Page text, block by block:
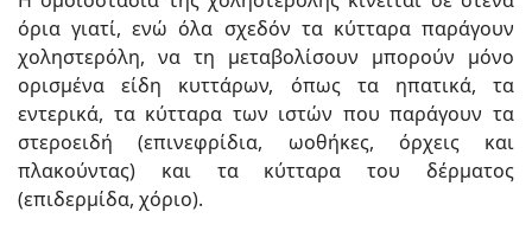
όρια γιατί, ενώ όλα σχεδόν τα κύτταρα παράγουν
χοληστερόλη, να τη μεταβολίσουν μπορούν μόνο
ορισμένα είδη κυττάρων, όπως τα ηπατικά, τα
εντερικά, τα κύτταρα των ιστών που παράγουν τα
στεροειδή (επινεφρίδια, ωοθήκες, όρχεις και
πλακούντας) και τα κύτταρα του δέρματος
(επιδερμίδα, χόριο).